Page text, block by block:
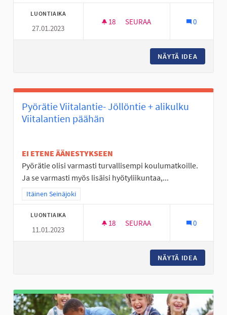
LUONTIAIKA
27.01.2023
18 18 SEURAAJAA
SEURAA 0
NÄYTÄ IDEA
Pyörätie Viitalantie- Jöllöntie + alikulku
Viitalantien päähän
EI ETENE ÄÄNESTYKSEEN
Pyörätie olisi varmasti turvallisempi koulumatkoille.
Ja se varmasti myös lisäisi hyötyliikuntaa,...
Rajaa tulokset teeman mukaan: Itäinen Seinäjoki
Itäinen Seinäjoki
LUONTIAIKA
11.01.2023
18 18 SEURAAJAA
SEURAA 0
NÄYTÄ IDEA